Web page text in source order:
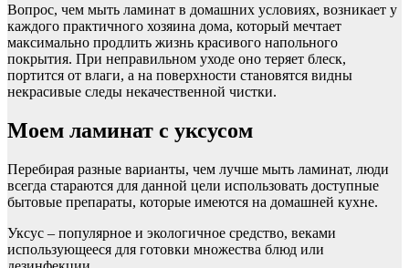
Вопрос, чем мыть ламинат в домашних условиях, возникает у
каждого практичного хозяина дома, который мечтает
максимально продлить жизнь красивого напольного
покрытия. При неправильном уходе оно теряет блеск,
портится от влаги, а на поверхности становятся видны
некрасивые следы некачественной чистки.
Моем ламинат с уксусом
Перебирая разные варианты, чем лучше мыть ламинат, люди
всегда стараются для данной цели использовать доступные
бытовые препараты, которые имеются на домашней кухне.
Уксус – популярное и экологичное средство, веками
использующееся для готовки множества блюд или